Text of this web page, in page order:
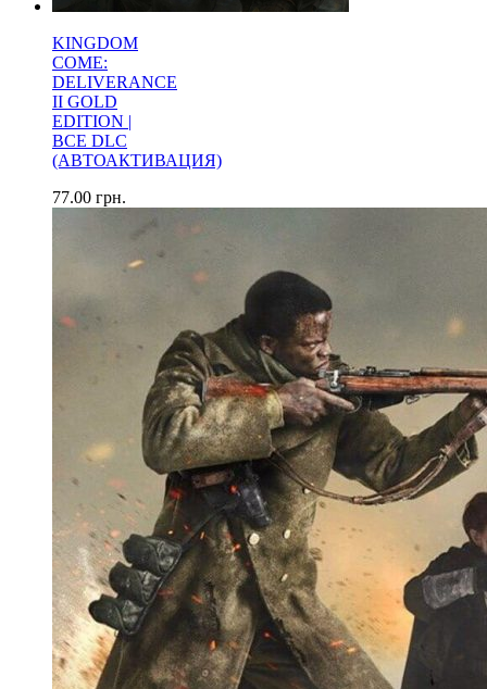
KINGDOM
COME:
DELIVERANCE
II GOLD
EDITION |
ВСЕ DLC
(АВТОАКТИВАЦИЯ)
77.00 грн.